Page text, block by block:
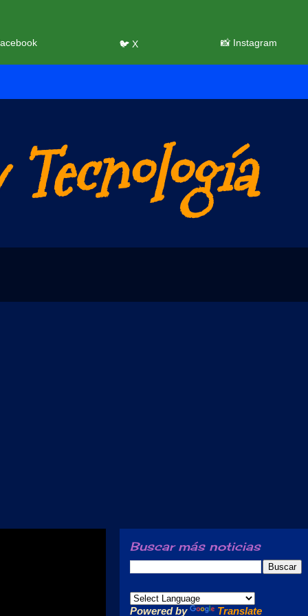
🐦 X 📸 Instagram
Buscar más noticias
Powered by Translate